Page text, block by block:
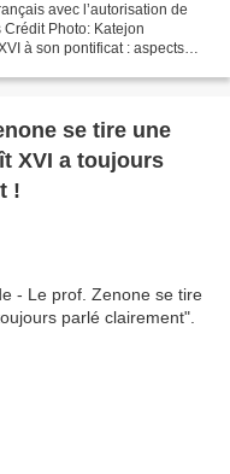
avec l’autorisation de
Crédit Photo: Katejon
à son pontificat : aspects
se tire une
XVI a toujours
!